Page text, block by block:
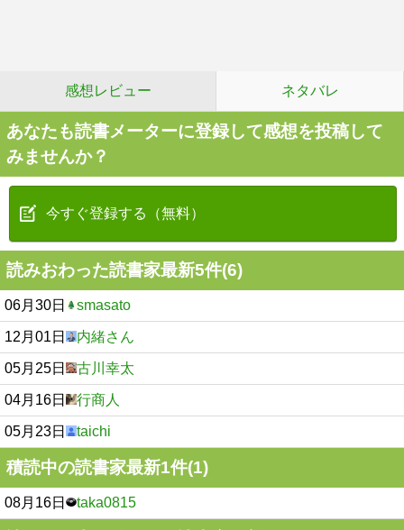
感想レビュー ネタバレ
あなたも読書メーターに登録して感想を投稿して
みませんか？
今すぐ登録する（無料）
読みおわった読書家最新5件(6)
06月30日 smasato
12月01日 内緒さん
05月25日 古川幸太
04月16日 行商人
05月23日 taichi
積読中の読書家最新1件(1)
08月16日 taka0815